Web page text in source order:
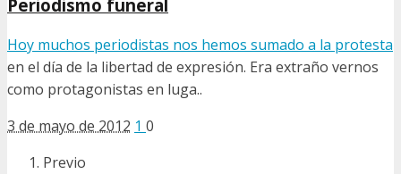
Periodismo funeral
Hoy muchos periodistas nos hemos sumado a la protesta
en el día de la libertad de expresión. Era extraño vernos
como protagonistas en luga..
3 de mayo de 2012 1 0
Previo